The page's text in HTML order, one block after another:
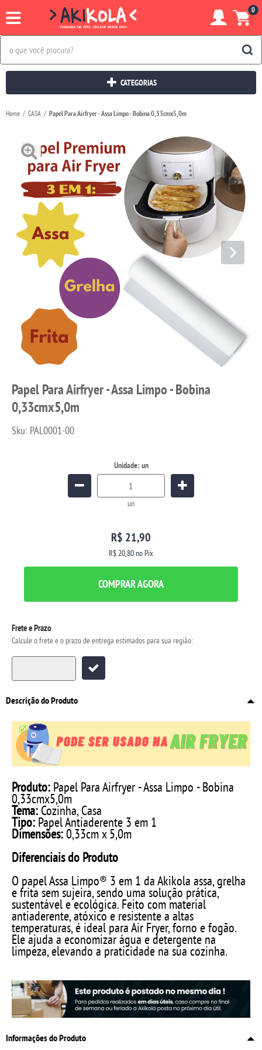
0
CATEGORIAS
Home CASA Papel Para Airfryer - Assa Limpo - Bobina 0,33cmx5,0m
Papel Para Airfryer - Assa Limpo - Bobina
0,33cmx5,0m
Sku: PAL0001-00
Unidade: un
un
R$ 21,90
R$ 20,80no Pix
COMPRAR AGORA
Frete e Prazo
Calcule o frete e o prazo de entrega estimados para sua região:
Descrição do Produto
Produto: Papel Para Airfryer - Assa Limpo - Bobina
0,33cmx5,0m
Tema: Cozinha, Casa
Tipo: Papel Antiaderente 3 em 1
Dimensões:0,33cm x 5,0m
Diferenciais do Produto
O papel Assa Limpo® 3 em 1 da Akikola assa, grelha
e frita sem sujeira, sendo uma solução prática,
sustentável e ecológica. Feito com material
antiaderente, atóxico e resistente a altas
temperaturas, é ideal para Air Fryer, forno e fogão.
Ele ajuda a economizar água e detergente na
limpeza, elevando a praticidade na sua cozinha.
Informações do Produto